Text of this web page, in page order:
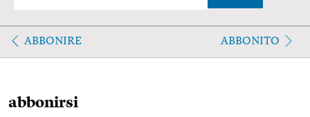
ABBONIRE ABBONITO
abbonirsi